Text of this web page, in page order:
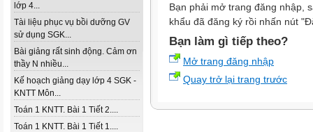
lớp 4...
Tài liệu phục vụ bồi dưỡng GV
sử dụng SGK...
Bài giảng rất sinh động. Cảm ơn
thầy N nhiều...
Kế hoạch giảng dạy lớp 4 SGK -
KNTT Môn...
Toán 1 KNTT. Bài 1 Tiết 2....
Toán 1 KNTT. Bài 1 Tiết 1....
Bạn phải mở trang đăng nhập,
khẩu đã đăng ký rồi nhấn nút
Bạn làm gì tiếp theo?
Mở trang đăng nhập
Quay trở lại trang trước